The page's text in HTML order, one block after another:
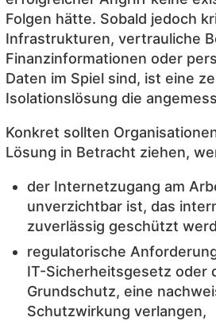
Folgen hätte. Sobald jedoch
Infrastrukturen, vertrauliche
Finanzinformationen oder
Daten im Spiel sind, ist eine
Isolationslösung die
Konkret sollten
Lösung in Betracht ziehen,
der Internetzugang am
unverzichtbar ist, das
zuverlässig geschützt
regulatorische
IT-Sicherheitsgesetz oder
Grundschutz, eine
Schutzwirkung verlangen,